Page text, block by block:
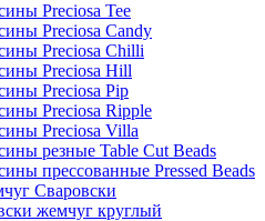
Preciosa Tee
Preciosa Candy
Preciosa Chilli
Preciosa Hill
Preciosa Pip
Preciosa Ripple
Preciosa Villa
резные Table Cut Beads
прессованные Pressed Beads
Сваровски
жемчуг круглый